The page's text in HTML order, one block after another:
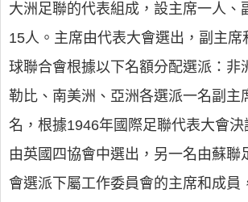
大洲足聯的代表組成，設主席一人、
15人。主席由代表大會選出，副主席
球聯合會根據以下名額分配選派：非
勒比、南美洲、亞洲各選派一名副主
名，根據1946年國際足聯代表大會
由英國四協會中選出，另一名由蘇聯
會選派下屬工作委員會的主席和成員